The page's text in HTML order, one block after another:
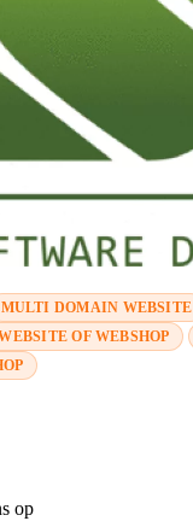
MULTI DOMAIN WEBSITE
OF WEBSHOP
op